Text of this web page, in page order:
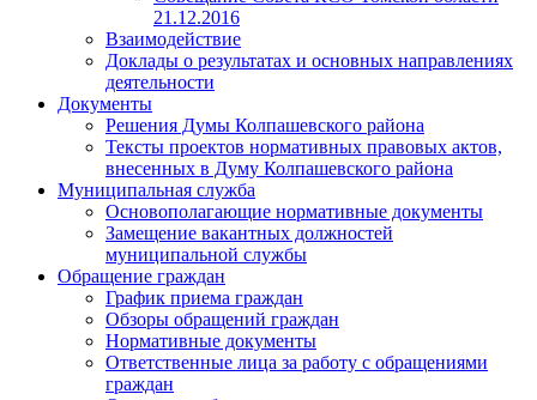
21.12.2016
Взаимодействие
Доклады о результатах и основных направлениях
деятельности
Документы
Решения Думы Колпашевского района
Тексты проектов нормативных правовых актов,
внесенных в Думу Колпашевского района
Муниципальная служба
Основополагающие нормативные документы
Замещение вакантных должностей
муниципальной службы
Обращение граждан
График приема граждан
Обзоры обращений граждан
Нормативные документы
Ответственные лица за работу с обращениями
граждан